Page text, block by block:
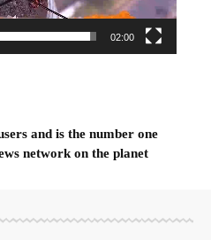
02:00
and is the number one
network on the planet